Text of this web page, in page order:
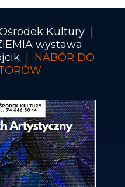
Kultury
wystawa
NABÓR DO